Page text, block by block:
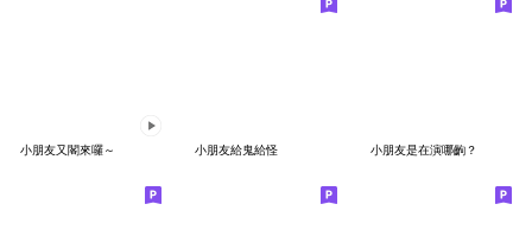
小朋友又閣來囉～ 小朋友給鬼給怪 小朋友是在演哪齣？